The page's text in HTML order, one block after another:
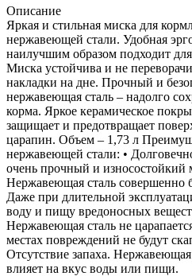
Описание
Яркая и стильная миска для
нержавеющей стали. Удобная
наилучшим образом подходит
Миска устойчива и не
накладки на дне. Прочный и
нержавеющая сталь – надолго
корма. Яркое керамическое
защищает и предотвращает
царапин. Объем – 1,73 л
нержавеющей стали: •
очень прочный и износостойкий
Нержавеющая сталь совершенно
Даже при длительной
воду и пищу вредоносных
Нержавеющая сталь не
местах повреждений не будут
Отсутствие запаха.
влияет на вкус воды или пищи.